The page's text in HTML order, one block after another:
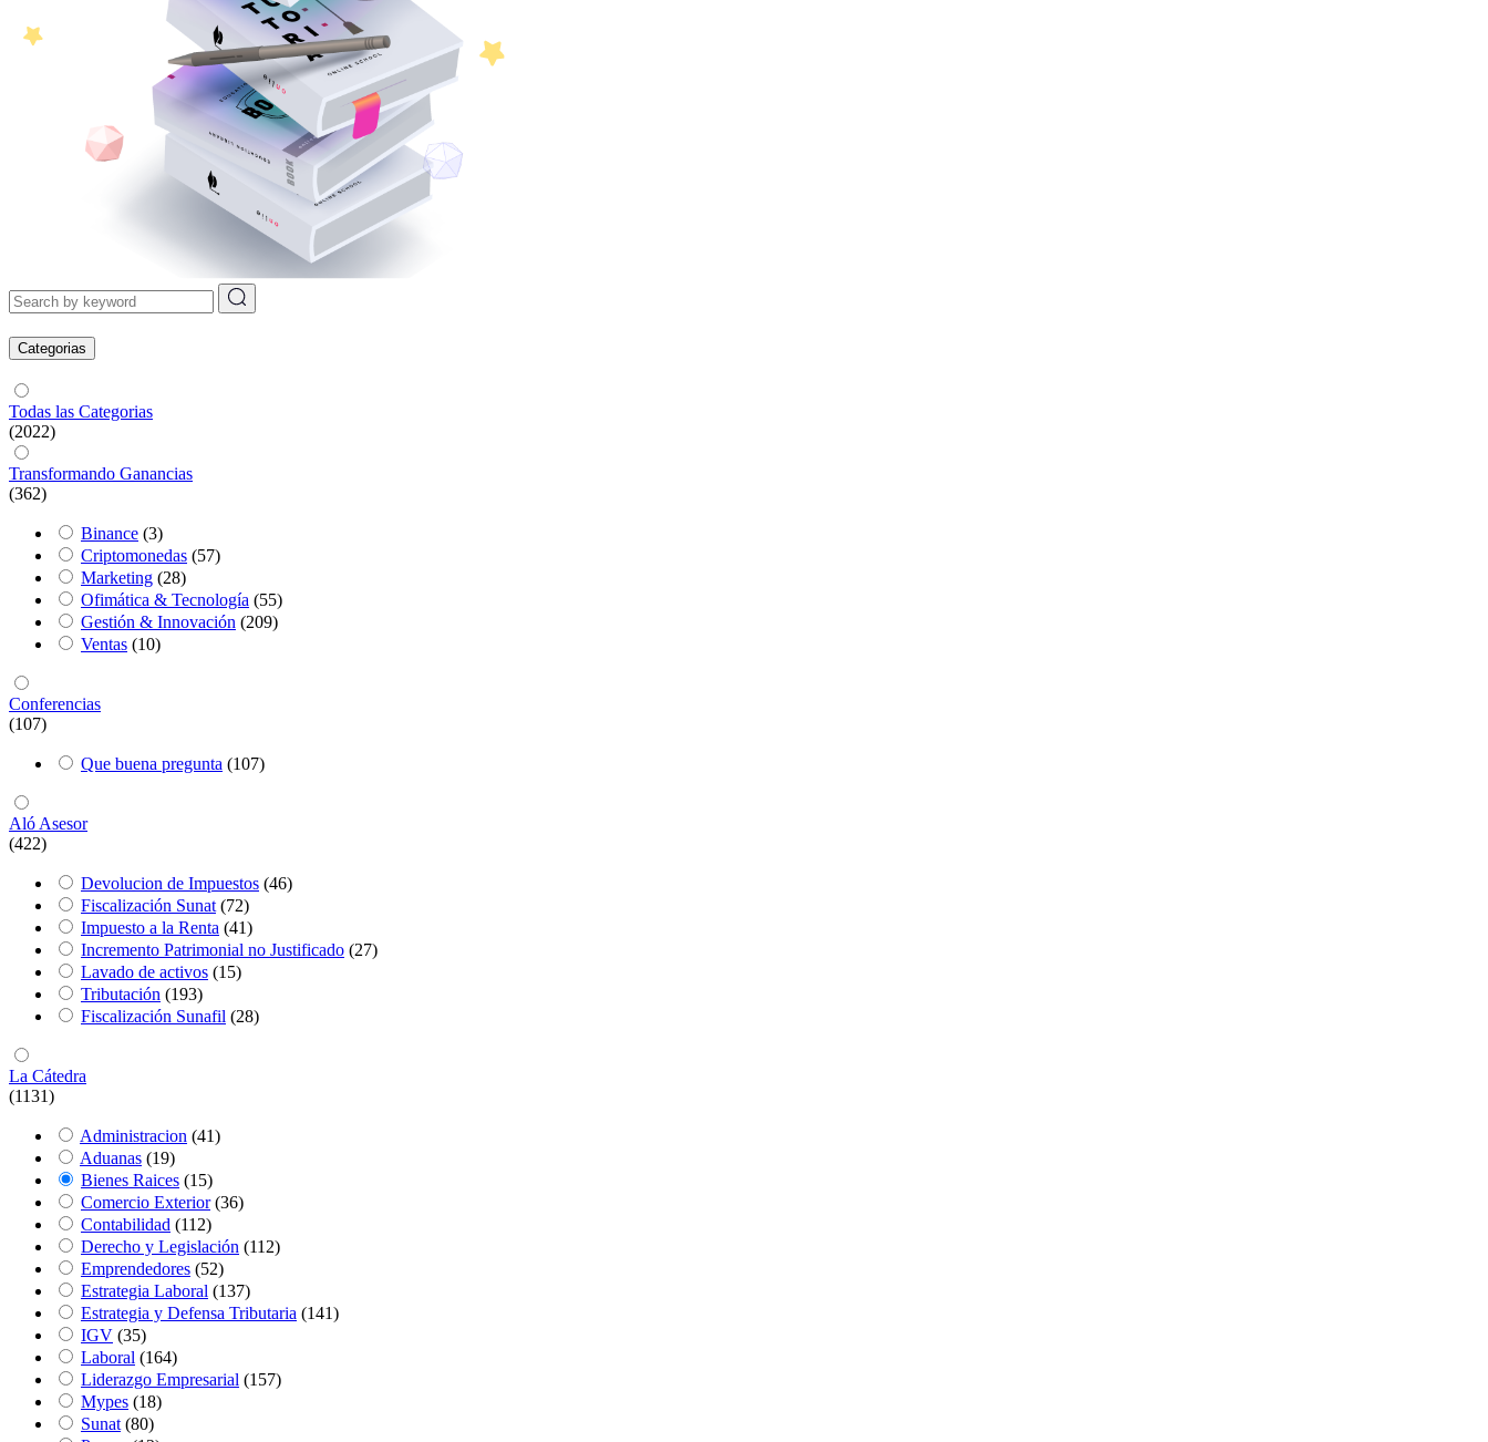
Categorias
Todas las Categorias
(2022)
Transformando Ganancias
(362)
Binance (3)
Criptomonedas (57)
Marketing (28)
Ofimática & Tecnología (55)
Gestión & Innovación (209)
Ventas (10)
Conferencias
(107)
Que buena pregunta (107)
Aló Asesor
(422)
Devolucion de Impuestos (46)
Fiscalización Sunat (72)
Impuesto a la Renta (41)
Incremento Patrimonial no Justificado (27)
Lavado de activos (15)
Tributación (193)
Fiscalización Sunafil (28)
La Cátedra
(1131)
Administracion (41)
Aduanas (19)
Bienes Raices (15)
Comercio Exterior (36)
Contabilidad (112)
Derecho y Legislación (112)
Emprendedores (52)
Estrategia Laboral (137)
Estrategia y Defensa Tributaria (141)
IGV (35)
Laboral (164)
Liderazgo Empresarial (157)
Mypes (18)
Sunat (80)